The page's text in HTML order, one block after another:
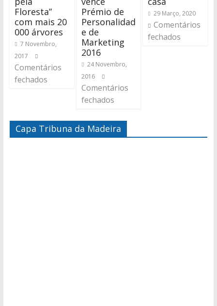
Floresta”
com mais 20
000 árvores
7 Novembro,
2017
Comentários
fechados
Prémio de
Personalidad
e de
Marketing
2016
24 Novembro,
2016
Comentários
fechados
29 Março, 2020
Comentários
fechados
Capa Tribuna da Madeira